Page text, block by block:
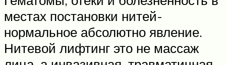
местах постановки нитей-
нормальное абсолютно явление.
Нитевой лифтинг это не массаж